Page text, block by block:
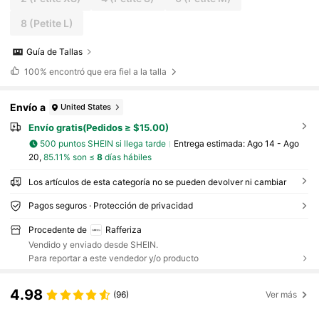
8 (Petite L)
Guía de Tallas
100% encontró que era fiel a la talla
Envío a United States
Envío gratis(Pedidos ≥ $15.00)
500 puntos SHEIN si llega tarde Entrega estimada: Ago 14 - Ago
20, 85.11% son ≤ 8días hábiles
Los artículos de esta categoría no se pueden devolver ni cambiar
Pagos seguros · Protección de privacidad
Procedente de
Rafferiza
Vendido y enviado desde SHEIN.
Para reportar a este vendedor y/o producto
4.98 (96) Ver más